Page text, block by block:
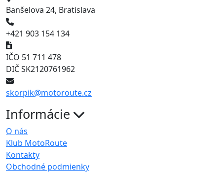
Banšelova 24, Bratislava
+421 903 154 134
IČO 51 711 478
DIČ SK2120761962
skorpik@motoroute.cz
Informácie
O nás
Klub MotoRoute
Kontakty
Obchodné podmienky